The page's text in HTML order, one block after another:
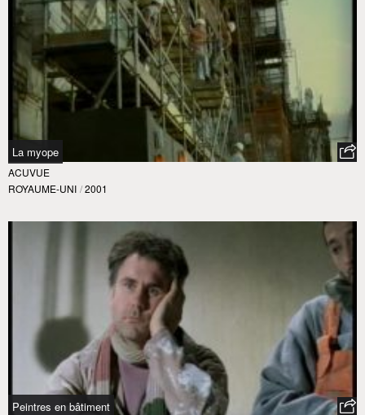
La myope
ACUVUE
ROYAUME-UNI / 2001
Peintres en bâtiment